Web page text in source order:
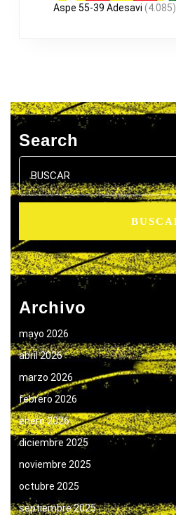
Aspe 55-39 Adesavi (4.085)
Search
Buscar:
Archivo
mayo 2026
abril 2026
marzo 2026
febrero 2026
enero 2026
diciembre 2025
noviembre 2025
octubre 2025
septiembre 2025